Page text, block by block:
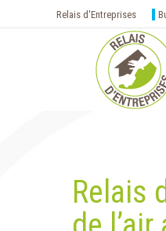
Relais d'Entreprises
Relais